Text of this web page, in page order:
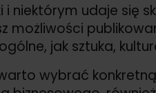
niektórym udaje się
możliwości
jak sztuka,
wybrać